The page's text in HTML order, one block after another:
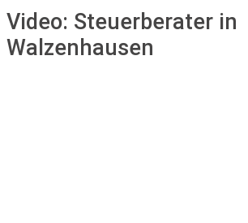
Video: Steuerberater in
Walzenhausen